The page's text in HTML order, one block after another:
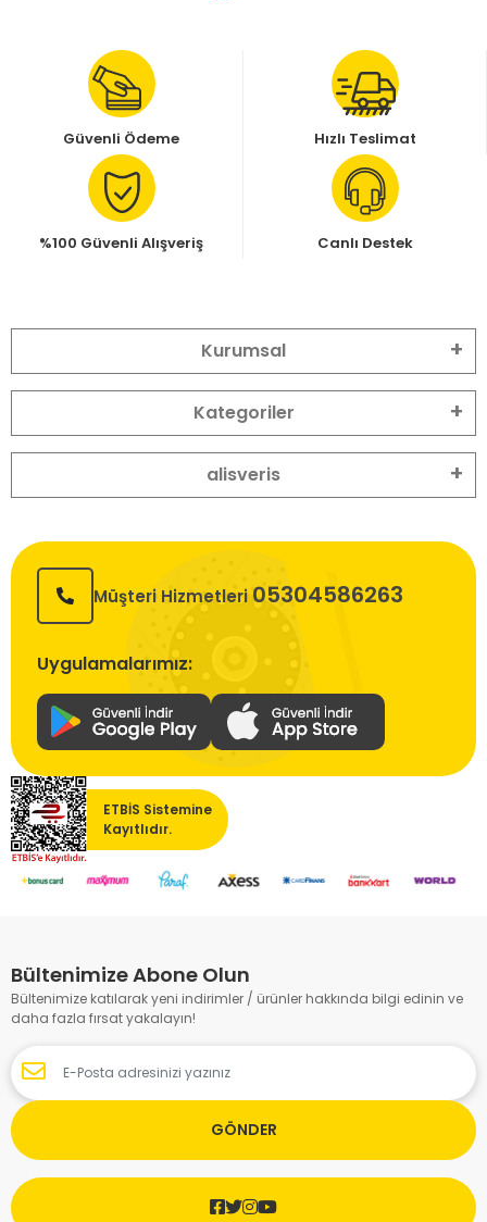
Güvenli Ödeme Hızlı Teslimat
%100 Güvenli Alışveriş Canlı Destek
Kurumsal
Kategoriler
alisveris
Müşteri Hizmetleri 05304586263
Uygulamalarımız:
ETBİS Sistemine
Kayıtlıdır.
Bültenimize Abone Olun
Bültenimize katılarak yeni indirimler / ürünler hakkında bilgi edinin ve
daha fazla fırsat yakalayın!
GÖNDER